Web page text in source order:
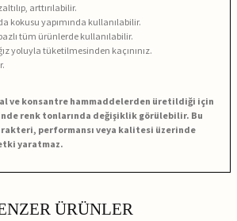
arttırılabilir.
kokusu yapımında kullanılabilir.
tüm ürünlerde kullanılabilir.
yoluyla tüketilmesinden kaçınınız.
ve konsantre hammaddelerden üretildiği için
renk tonlarında değişiklik görülebilir. Bu
performansı veya kalitesi üzerinde
yaratmaz.
ÜRÜNLER